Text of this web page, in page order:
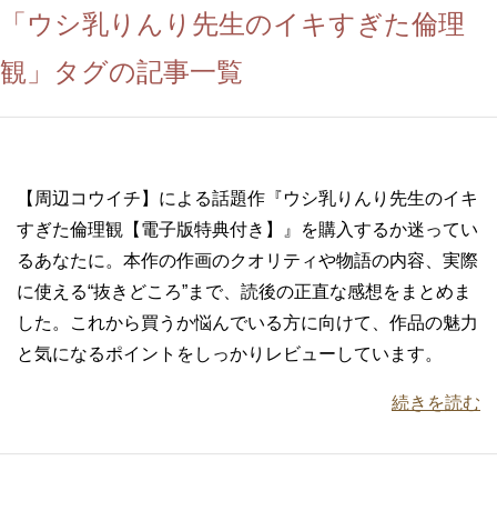
「ウシ乳りんり先生のイキすぎた倫理
観」タグの記事一覧
【周辺コウイチ】による話題作『ウシ乳りんり先生のイキ
すぎた倫理観【電子版特典付き】』を購入するか迷ってい
るあなたに。本作の作画のクオリティや物語の内容、実際
に使える“抜きどころ”まで、読後の正直な感想をまとめま
した。これから買うか悩んでいる方に向けて、作品の魅力
と気になるポイントをしっかりレビューしています。
続きを読む